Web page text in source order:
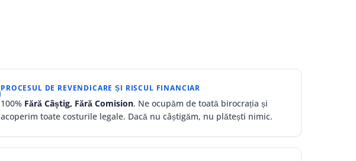
PROCESUL DE REVENDICARE ȘI RISCUL FINANCIAR
100% Fără Câștig, Fără Comision. Ne ocupăm de toată birocrația și
acoperim toate costurile legale. Dacă nu câștigăm, nu plătești nimic.